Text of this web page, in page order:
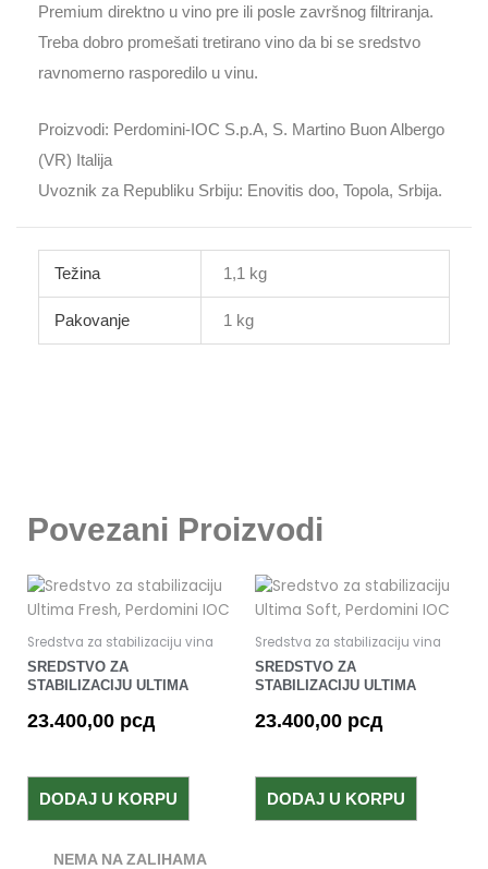
Premium direktno u vino pre ili posle završnog filtriranja.
Treba dobro promešati tretirano vino da bi se sredstvo
ravnomerno rasporedilo u vinu.
Proizvodi: Perdomini-IOC S.p.A, S. Martino Buon Albergo
(VR) Italija
Uvoznik za Republiku Srbiju: Enovitis doo, Topola, Srbija.
Težina 1,1 kg
Pakovanje 1 kg
Povezani Proizvodi
Sredstva za stabilizaciju vina
SREDSTVO ZA
STABILIZACIJU ULTIMA
23.400,00 рсд
DODAJ U KORPU
Sredstva za stabilizaciju vina
SREDSTVO ZA
STABILIZACIJU ULTIMA
23.400,00 рсд
DODAJ U KORPU
NEMA NA ZALIHAMA